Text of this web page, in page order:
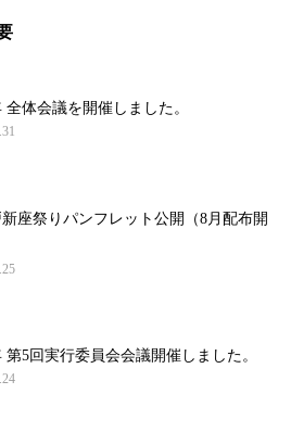
全体会議を開催しました。
座祭りパンフレット公開（8月配布開
第5回実行委員会会議開催しました。